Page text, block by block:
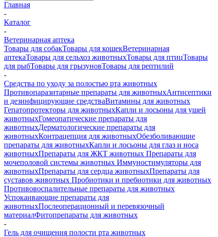
Главная
-
Каталог
-
Ветеринарная аптека
Товары для собакТовары для кошекВетеринарная
аптекаТовары для сельхоз животныхТовары для птицТовары
для рыбТовары для грызуновТовары для рептилий
-
Средства по уходу за полостью рта животных
Противопаразитарные препараты для животныхАнтисептики
и дезинфицирующие средстваВитамины для животных
Гепатопротекторы для животныхКапли и лосьоны для ушей
животныхГомеопатические препараты для
животныхДерматологические препараты для
животныхКонтрацепция для животныхОбезболивающие
препараты для животныхКапли и лосьоны для глаз и носа
животныхПрепараты для ЖКТ животных Препараты для
мочеполовой системы животных Иммуностимуляторы для
животныхПрепараты для сердца животныхПрепараты для
суставов животных Пробиотики и пребиотики для животных
Противовоспалительные препараты для животных
Успокаивающие препараты для
животныхПослеоперационный и перевязочный
материалФитопрепараты для животных
-
Гель для очищения полости рта животных